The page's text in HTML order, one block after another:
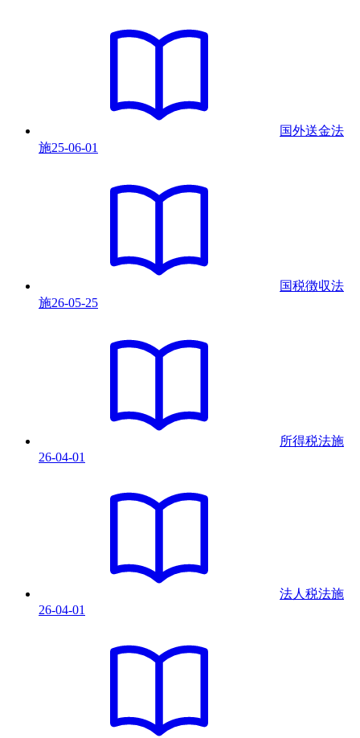
国外送金法
施25-06-01
国税徴収法
施26-05-25
所得税法施
26-04-01
法人税法施
26-04-01